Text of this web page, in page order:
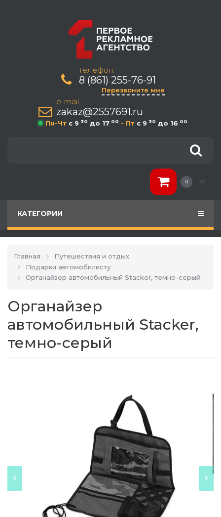
телефон:
8 (861) 255-76-91
Перезвоните мне
e-mail
zakaz@2557691.ru
Пн-Чт c 9 30 до 17 00 - Пт c 9 30 до 16 00
0
КАТЕГОРИИ
Главная
Путешествия и отдых
Подарки автомобилисту
Органайзер автомобильный Stacker, темно-серый
Органайзер
автомобильный Stacker,
темно-серый